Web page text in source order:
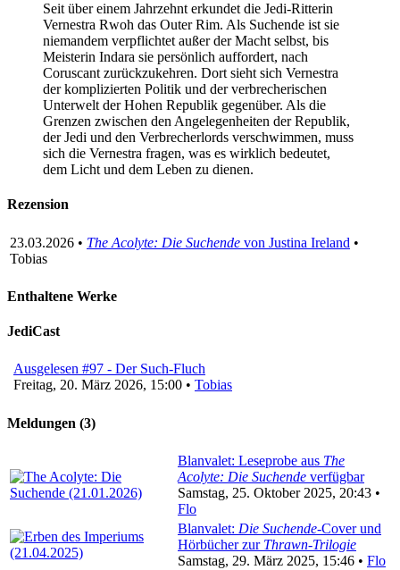
Seit über einem Jahrzehnt erkundet die Jedi-Ritterin
Vernestra Rwoh das Outer Rim. Als Suchende ist sie
niemandem verpflichtet außer der Macht selbst, bis
Meisterin Indara sie persönlich auffordert, nach
Coruscant zurückzukehren. Dort sieht sich Vernestra
der komplizierten Politik und der verbrecherischen
Unterwelt der Hohen Republik gegenüber. Als die
Grenzen zwischen den Angelegenheiten der Republik,
der Jedi und den Verbrecherlords verschwimmen, muss
sich die Vernestra fragen, was es wirklich bedeutet,
dem Licht und dem Leben zu dienen.
Rezension
23.03.2026 • The Acolyte: Die Suchende von Justina Ireland •
Tobias
Enthaltene Werke
JediCast
Ausgelesen #97 - Der Such-Fluch
Freitag, 20. März 2026, 15:00 • Tobias
Meldungen (3)
Blanvalet: Leseprobe aus The
Acolyte: Die Suchende verfügbar
Samstag, 25. Oktober 2025, 20:43 •
Flo
Blanvalet: Die Suchende-Cover und
Hörbücher zur Thrawn-Trilogie
Samstag, 29. März 2025, 15:46 • Flo